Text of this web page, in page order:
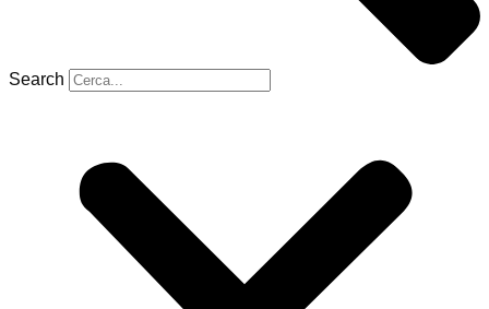
Search